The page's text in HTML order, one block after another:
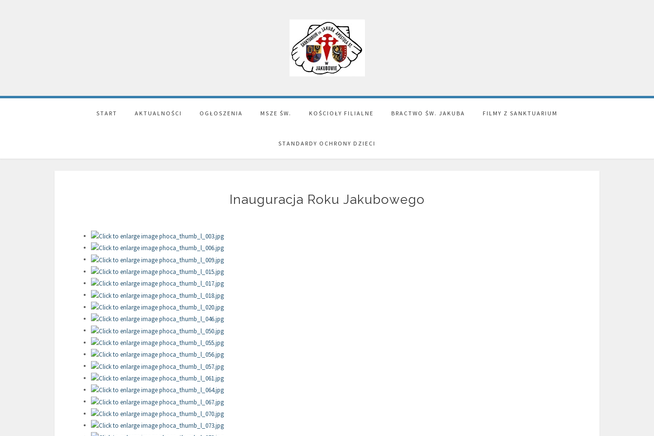
START AKTUALNOŚCI OGŁOSZENIA MSZE ŚW. KOŚCIOŁY FILIALNE BRACTWO ŚW. JAKUBA FILMY Z SANKTUARIUM
STANDARDY OCHRONY DZIECI
Inauguracja Roku Jakubowego